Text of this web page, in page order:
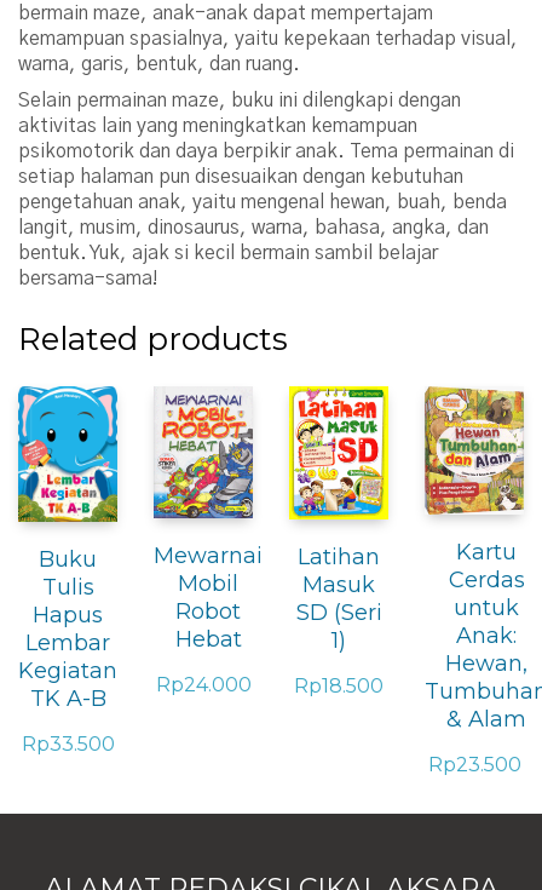
bermain maze, anak-anak dapat mempertajam
kemampuan spasialnya, yaitu kepekaan terhadap visual,
warna, garis, bentuk, dan ruang.
Selain permainan maze, buku ini dilengkapi dengan
aktivitas lain yang meningkatkan kemampuan
psikomotorik dan daya berpikir anak. Tema permainan di
setiap halaman pun disesuaikan dengan kebutuhan
pengetahuan anak, yaitu mengenal hewan, buah, benda
langit, musim, dinosaurus, warna, bahasa, angka, dan
bentuk. Yuk, ajak si kecil bermain sambil belajar
bersama-sama!
Related products
Buku
Tulis
Hapus
Lembar
Kegiatan
TK A-B
Rp33.500
Mewarnai
Mobil
Robot
Hebat
Rp24.000
Latihan
Masuk
SD (Seri
1)
Rp18.500
Kartu
Cerdas
untuk
Anak:
Hewan,
& Alam
Rp23.500